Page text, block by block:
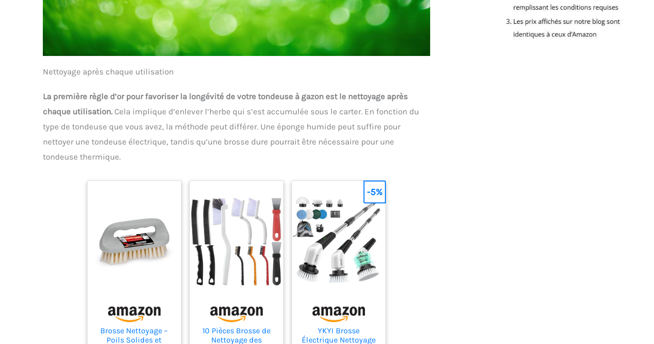
Nettoyage après chaque utilisation
La première règle d’or pour favoriser la longévité de votre tondeuse à gazon est le nettoyage après
chaque utilisation. Cela implique d’enlever l’herbe qui s’est accumulée sous le carter. En fonction du
type de tondeuse que vous avez, la méthode peut différer. Une éponge humide peut suffire pour
nettoyer une tondeuse électrique, tandis qu’une brosse dure pourrait être nécessaire pour une
tondeuse thermique.
Brosse Nettoyage –
Poils Solides et
10 Pièces Brosse de
Nettoyage des
YKYI Brosse
Électrique Nettoyage
-5%